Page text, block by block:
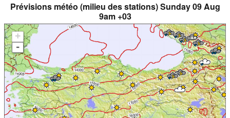
Prévisions météo (milieu des stations) Sunday 09 Aug
9am +03
+
-